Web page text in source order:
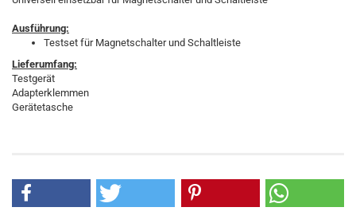
Ausführung:
Testset für Magnetschalter und Schaltleiste
Lieferumfang:
Testgerät
Adapterklemmen
Gerätetasche